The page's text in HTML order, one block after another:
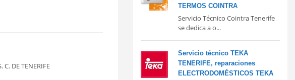
DE TENERIFE
TERMOS COINTRA
Servicio Técnico Cointra Tenerife
se dedica a o...
Servicio técnico TEKA
TENERIFE, reparaciones
ELECTRODOMÉSTICOS TEKA